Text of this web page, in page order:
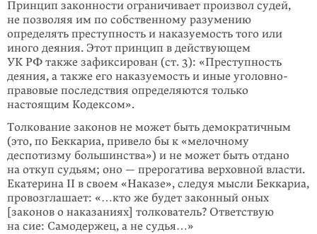
Принцип законности ограничивает произвол судей,
не позволяя им по собственному разумению
определять преступность и наказуемость того или
иного деяния. Этот принцип в действующем
УК РФ также зафиксирован (ст. 3): «Преступность
деяния, а также его наказуемость и иные уголовно-
правовые последствия определяются только
настоящим Кодексом».
Толкование законов не может быть демократичным
(это, по Беккариа, привело бы к «мелочному
деспотизму большинства») и не может быть отдано
на откуп судьям; оно — прерогатива верховной власти.
Екатерина II в своем «Наказе», следуя мысли Беккариа,
провозглашает: «…кто же будет законный оных
[законов о наказаниях] толкователь? Ответствую
на сие: Самодержец, а не судья…»